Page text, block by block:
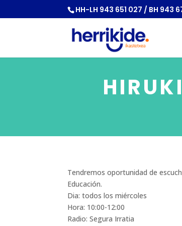
HH-LH 943 651 027 / BH 943
Tendremos oportunidad de
Educación.
Dia: todos los miércoles
Hora: 10:00-12:00
Radio: Segura Irratia